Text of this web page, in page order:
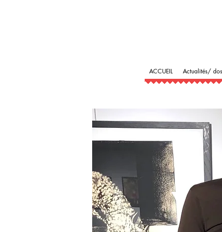
ACCUEIL Actualités/